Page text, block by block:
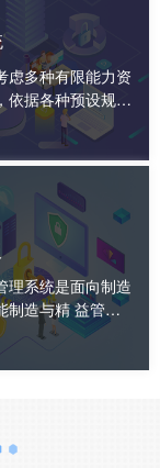
虑多种有限能力资
依据各种预设规
统化的智能化数学
反复模拟、试探、
，从而给出相对完
细计划。
理系统是面向制造
制造与精 益管理
体化管理软件，以